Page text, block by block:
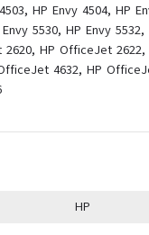
HP Envy 4504, HP
5530, HP Envy
2620, HP OfficeJet
4632, HP
HP